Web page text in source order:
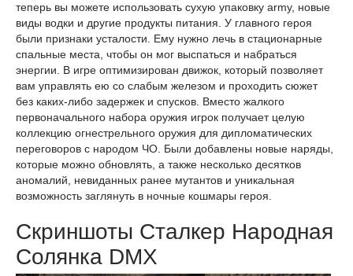
теперь вы можете использовать сухую упаковку army, новые
виды водки и другие продукты питания. У главного героя
были признаки усталости. Ему нужно лечь в стационарные
спальные места, чтобы он мог выспаться и набраться
энергии. В игре оптимизирован движок, который позволяет
вам управлять ею со слабым железом и проходить сюжет
без каких-либо задержек и спусков. Вместо жалкого
первоначального набора оружия игрок получает целую
коллекцию огнестрельного оружия для дипломатических
переговоров с народом ЧО. Были добавлены новые наряды,
которые можно обновлять, а также несколько десятков
аномалий, невиданных ранее мутантов и уникальная
возможность заглянуть в ночные кошмары героя.
Скриншоты Сталкер Народная
Солянка DMX